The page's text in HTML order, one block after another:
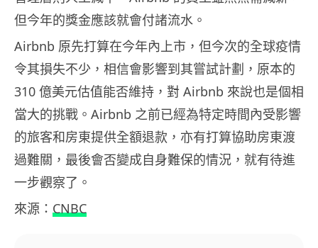
但今年的獎金應該就會付諸流水。
Airbnb 原先打算在今年內上市，但今次的全球疫情
令其損失不少，相信會影響到其嘗試計劃，原本的
310 億美元估值能否維持，對 Airbnb 來說也是個相
當大的挑戰。Airbnb 之前已經為特定時間內受影響
的旅客和房東提供全額退款，亦有打算協助房東渡
過難關，最後會否變成自身難保的情況，就有待進
一步觀察了。
來源： CNBC